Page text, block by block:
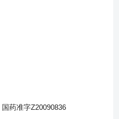
国药准字Z20090836